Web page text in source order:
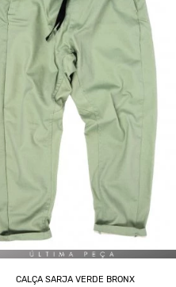
CALÇA SARJA VERDE BRONX